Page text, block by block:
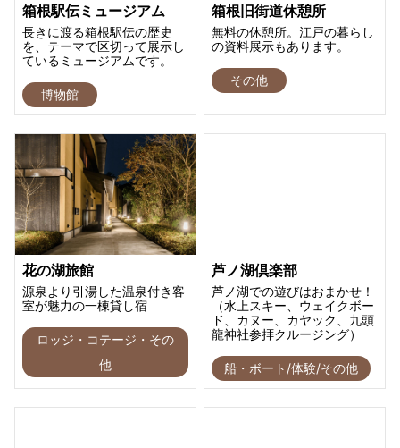
箱根駅伝ミュージアム
長きに渡る箱根駅伝の歴史
を、テーマで区切って展示し
ているミュージアムです。
博物館
箱根旧街道休憩所
無料の休憩所。江戸の暮らし
の資料展示もあります。
その他
花の湖旅館
源泉より引湯した温泉付き客
室が魅力の一棟貸し宿
ロッジ・コテージ・その
他
芦ノ湖倶楽部
芦ノ湖での遊びはおまかせ！
（水上スキー、ウェイクボー
ド、カヌー、カヤック、九頭
龍神社参拝クルージング）
船・ボート/体験/その他